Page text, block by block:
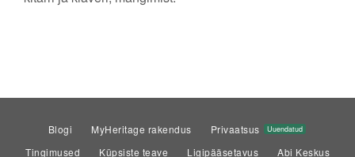
Blogi MyHeritage rakendus Privaatsus Uuendatud
Tingimused Küpsiste teave Ligipääsetavus Abi Keskus